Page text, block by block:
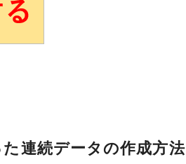
連続データの作成方法